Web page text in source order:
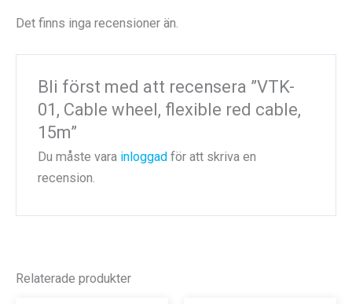
Det finns inga recensioner än.
Bli först med att recensera ”VTK-
01, Cable wheel, flexible red cable,
15m”
Du måste vara inloggad för att skriva en
recension.
Relaterade produkter